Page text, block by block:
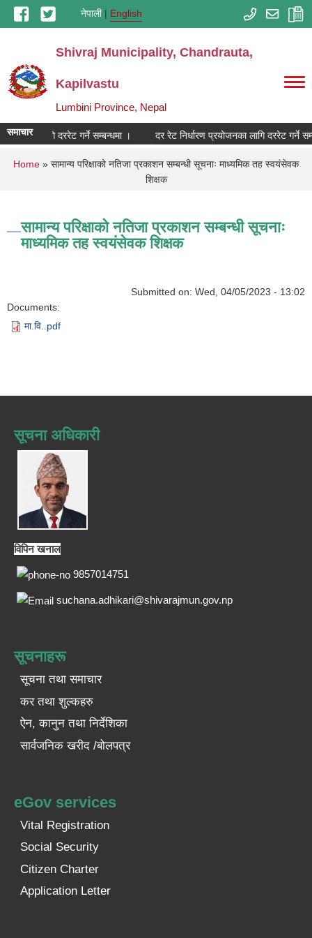
Skip to main contentनेपाली English
Shivraj Municipality, Chandrauta,
Kapilvastu
Lumbini Province, Nepal
समाचारलागि दररेट गर्ने सम्बन्धमा । दर रेट निर्धारण प्रयोजनका लागि दररेट गर्ने
You are here
Home » सामान्य परिक्षाको नतिजा प्रकाशन सम्बन्धी सूचनाः माध्यमिक तह स्वयंसेवक
शिक्षक
सामान्य परिक्षाको नतिजा प्रकाशन सम्बन्धी सूचनाः
माध्यमिक तह स्वयंसेवक शिक्षक
Submitted on: Wed, 04/05/2023 - 13:02
Documents:
मा.वि..pdf
सूचना अधिकारी
विपिन खनाल
9857014751
suchana.adhikari@shivarajmun.gov.np
सूचनाहरू
सूचना तथा समाचार
कर तथा शुल्कहरु
ऐन, कानुन तथा निर्देशिका
सार्वजनिक खरीद /बोलपत्र
eGov services
Vital Registration
Social Security
Citizen Charter
Application Letter